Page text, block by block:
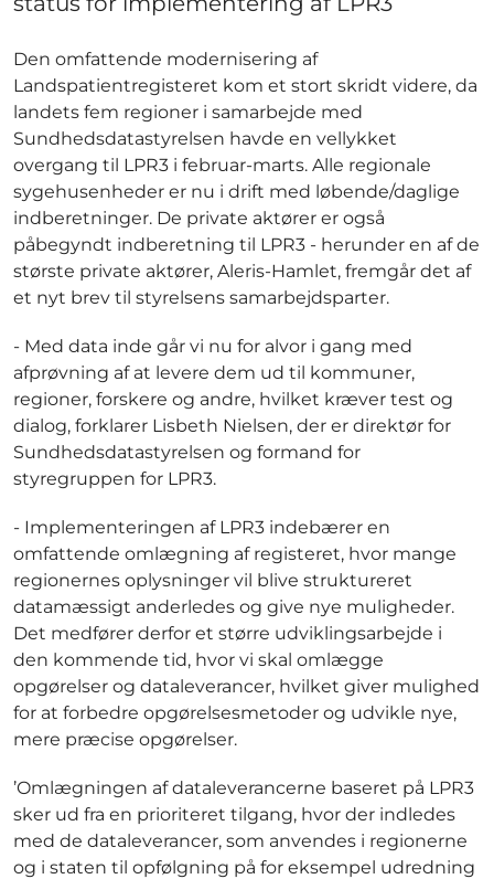
Den omfattende modernisering af
Landspatientregisteret kom et stort skridt videre, da
landets fem regioner i samarbejde med
Sundhedsdatastyrelsen havde en vellykket
overgang til LPR3 i februar-marts. Alle regionale
sygehusenheder er nu i drift med løbende/daglige
indberetninger. De private aktører er også
påbegyndt indberetning til LPR3 - herunder en af de
største private aktører, Aleris-Hamlet, fremgår det af
et nyt brev til styrelsens samarbejdsparter.
- Med data inde går vi nu for alvor i gang med
afprøvning af at levere dem ud til kommuner,
regioner, forskere og andre, hvilket kræver test og
dialog, forklarer Lisbeth Nielsen, der er direktør for
Sundhedsdatastyrelsen og formand for
styregruppen for LPR3.
- Implementeringen af LPR3 indebærer en
omfattende omlægning af registeret, hvor mange
regionernes oplysninger vil blive struktureret
datamæssigt anderledes og give nye muligheder.
Det medfører derfor et større udviklingsarbejde i
den kommende tid, hvor vi skal omlægge
opgørelser og dataleverancer, hvilket giver mulighed
for at forbedre opgørelsesmetoder og udvikle nye,
mere præcise opgørelser.
’Omlægningen af dataleverancerne baseret på LPR3
sker ud fra en prioriteret tilgang, hvor der indledes
med de dataleverancer, som anvendes i regionerne
og i staten til opfølgning på for eksempel udredning